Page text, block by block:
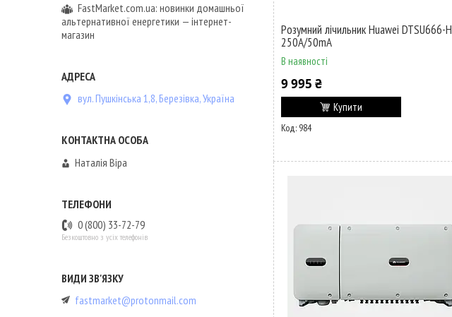
Розумний лічильник Huawei DTSU666-H
250A/50mA
В наявності
9 995 ₴
Купити
984
FastMarket.com.ua: новинки домашньої
альтернативної енергетики — інтернет-
магазин
вул. Пушкінська 1,8, Березівка, Україна
Наталія Віра
0 (800) 33-72-79
Безкоштовно з усіх телефонів
fastmarket@protonmail.com